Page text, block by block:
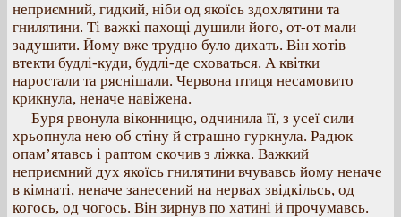
неприємний, гидкий, ніби од якоїсь здохлятини та
гнилятини. Ті важкі пахощі душили його, от-от мали
задушити. Йому вже трудно було дихать. Він хотів
втекти будлі-куди, будлі-де сховаться. А квітки
наростали та ряснішали. Червона птиця несамовито
крикнула, неначе навіжена.
Буря рвонула віконницю, одчинила її, з усеї сили
хрьопнула нею об стіну й страшно гуркнула. Радюк
опам’ятавсь і раптом скочив з ліжка. Важкий
неприємний дух якоїсь гнилятини вчувавсь йому неначе
в кімнаті, неначе занесений на нервах звідкільсь, од
когось, од чогось. Він зирнув по хатині й прочумавсь.